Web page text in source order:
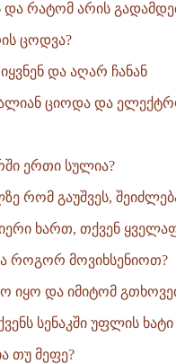
და რატომ არის
ცოდვა?
და აღარ ჩანან
ციოდა და
ერთი სულია?
რომ გაუშვეს,
ხართ, თქვენ
როგორ მოვიხსენიოთ?
იყო და იმიტომ
სენაკში უფლის
თუ მეფე?